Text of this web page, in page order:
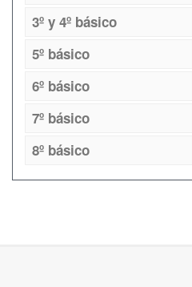
3º y 4º básico
5º básico
6º básico
7º básico
8º básico